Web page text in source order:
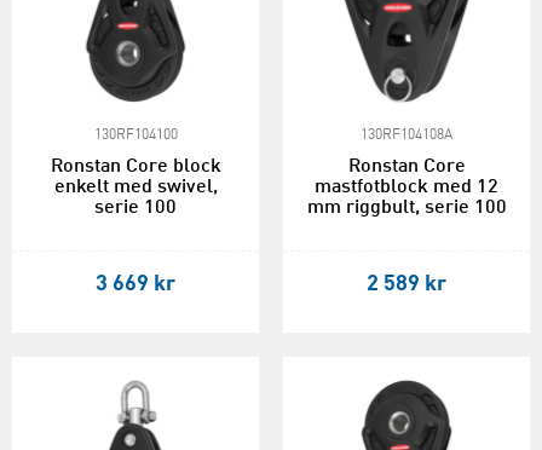
130RF104100
Ronstan Core block
enkelt med swivel,
serie 100
3 669 kr
130RF104108A
Ronstan Core
mastfotblock med 12
mm riggbult, serie 100
2 589 kr